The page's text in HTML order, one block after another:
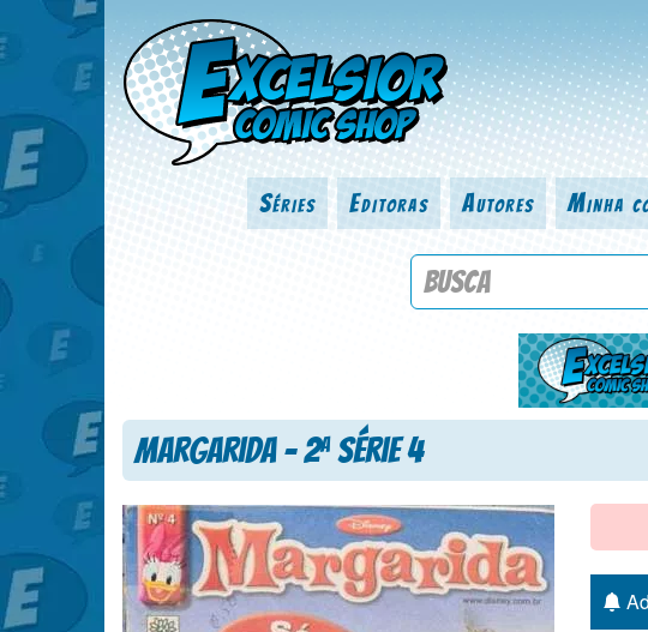
Séries Editoras Autores Minha
Procure por título da
Margarida – 2aSérie 4